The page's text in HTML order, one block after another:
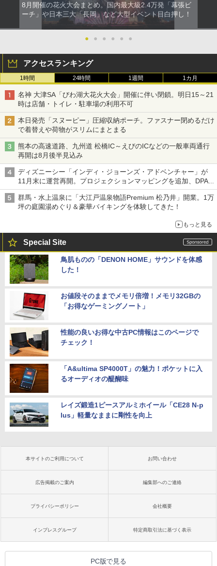
8月開催の花火大会まとめ。国内最大級2.4万発「幕張ビ
ーチ」や日本三大「長岡」など大型イベント目白押し！
● ● ● ● ● ●
アクセスランキング
1時間 24時間 1週間 1カ月
名神 大津SA「びわ湖大花火大会」開催に伴い閉鎖。明日15～21
時は店舗・トイレ・駐車場の利用不可
本日発売「スヌーピー」圧縮収納ポーチ。ファスナー閉めるだけ
で着替えや荷物がスリムにまとまる
熊本の高速道路、九州道 松橋IC～えびのICなどの一般車両通行
再開は8月後半見込み
ディズニーシー「インディ・ジョーンズ・アドベンチャー」が
11月末に運営再開。プロジェクションマッピングを追加、DPA
は1500円
群馬・水上温泉に「大江戸温泉物語Premium 松乃井」開業。1万
坪の庭園湯めぐり＆豪華バイキングを体験してきた！
もっと見る
Special Site
鳥肌ものの「DENON HOME」サウンドを体感
した！
お値段そのままでメモリ倍増！メモリ32GBの
「お得なゲーミングノート」
性能の良いお得な中古PC情報はこのページで
チェック！
「A&ultima SP4000T」の魅力！ポケットに入
るオーディオの醍醐味
レイズ鍛造1ピースアルミホイール「CE28 N-p
lus」軽量なままに剛性を向上
本サイトのご利用について お問い合わせ
広告掲載のご案内 編集部へのご連絡
プライバシーポリシー 会社概要
インプレスグループ 特定商取引法に基づく表示
PC版で見る